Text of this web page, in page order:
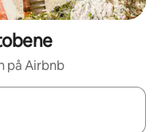
på Airbnb
du navigera med upp- och